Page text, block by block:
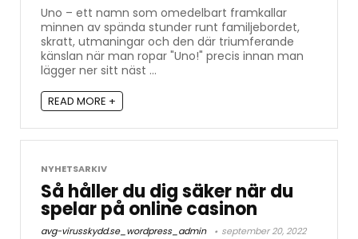
Uno – ett namn som omedelbart framkallar
minnen av spända stunder runt familjebordet,
skratt, utmaningar och den där triumferande
känslan när man ropar "Uno!" precis innan man
lägger ner sitt näst ...
READ MORE +
NYHETSARKIV
Så håller du dig säker när du
spelar på online casinon
avg-virusskydd.se_wordpress_admin september 20, 2022